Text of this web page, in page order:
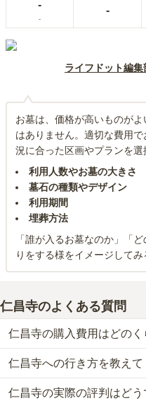
-
-
-
ライフドット編集
お墓は、価格が高いものが
はありません。適切な費用
況に合った区画やプランを選
利用人数やお墓の大きさ
墓石の種類やデザイン
利用期間
埋葬方法
「誰が入るお墓なのか」「
りをする様をイメージしてみ
仁昌寺のよくある質問
仁昌寺の購入費用はどのく
仁昌寺では、一般墓が約165万
お墓は、価格が高いものがよ
りません。大切なのは、ご家
仁昌寺への行き方を教えて
公共交通機関の場合、名鉄犬
仁昌寺の実際の評判はどう